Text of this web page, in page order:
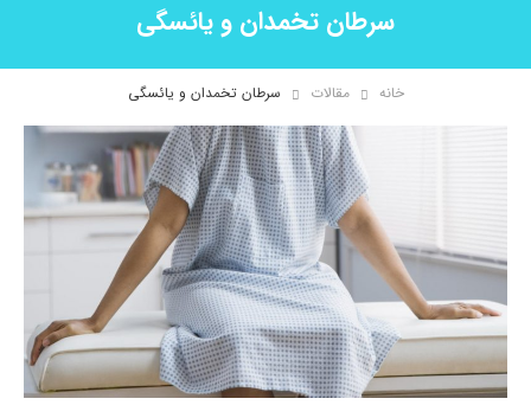
سرطان تخمدان و یائسگی
خانه مقالات سرطان تخمدان و یائسگی